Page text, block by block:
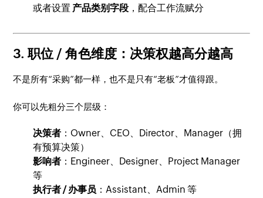
或者设置 产品类别字段 ，配合工作流赋分
3. 职位 / 角色维度：决策权越高分越高
不是所有“采购”都一样，也不是只有“老板”才值得跟。
你可以先粗分三个层级：
决策者 ：Owner、CEO、Director、Manager（拥
有预算决策）
影响者 ：Engineer、Designer、Project Manager
等
执行者 / 办事员 ：Assistant、Admin 等